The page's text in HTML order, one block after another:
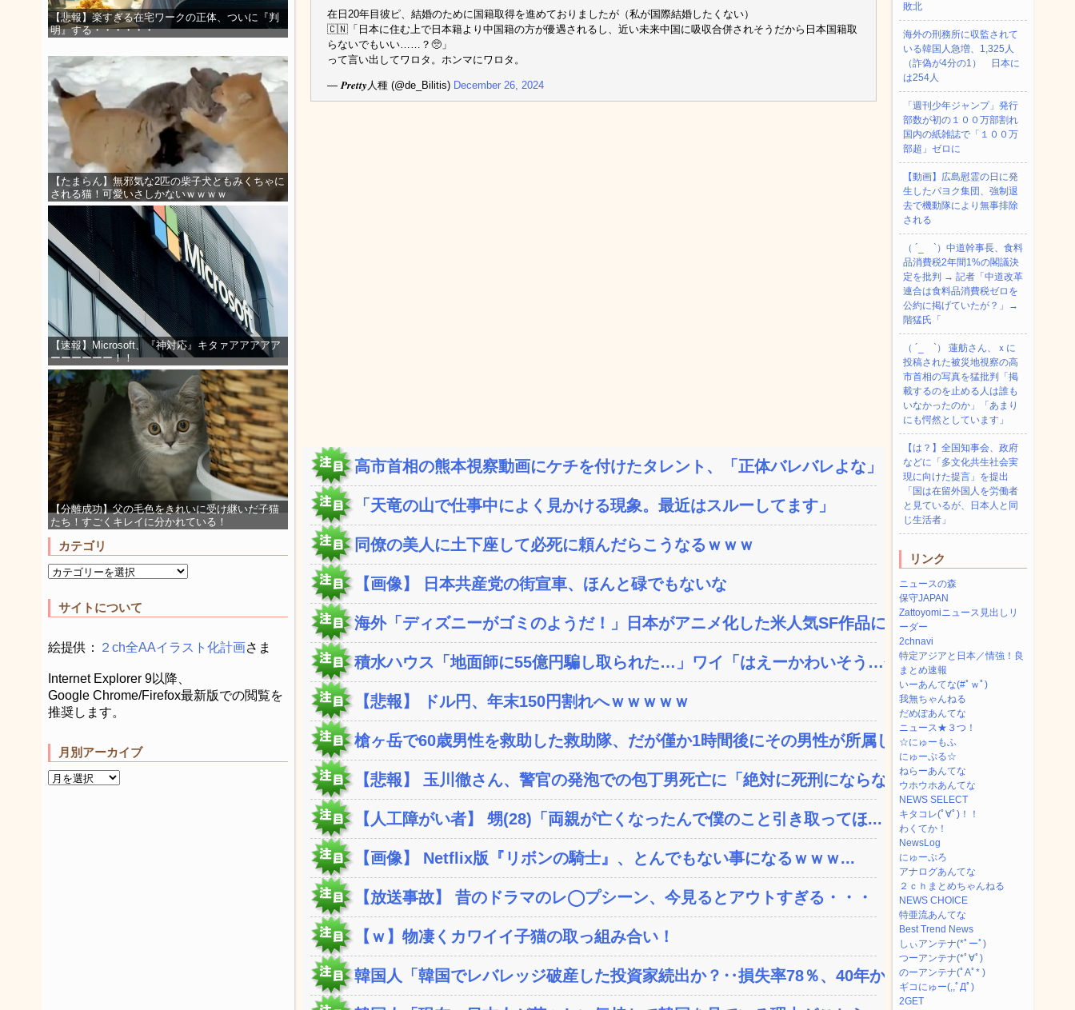
【悲報】楽すぎる在宅ワークの正体、ついに『判
明』する・・・・・・
【たまらん】無邪気な2匹の柴子犬ともみくちゃに
される猫！可愛いさしかないｗｗｗｗ
【速報】Microsoft、『神対応』キタァアアアアア
ーーーーーー！！
【分離成功】父の毛色をきれいに受け継いだ子猫
たち！すごくキレイに分かれている！
カテゴリ
サイトについて
絵提供： ２ch全AAイラスト化計画さま
Internet Explorer 9以降、
Google Chrome/Firefox最新版での閲覧を
推奨します。
月別アーカイブ
在日20年目彼ピ、結婚のために国籍取得を進めておりましたが（私が国際結婚したくない）
🇨🇳「日本に住む上で日本籍より中国籍の方が優遇されるし、近い未来中国に吸収合併されそうだから日本国籍取
らないでもいい……？🥺」
って言い出してワロタ。ホンマにワロタ。
— 𝑷𝒓𝒆𝒕𝒕𝒚人種 (@de_Bilitis) December 26, 2024
高市首相の熊本視察動画にケチを付けたタレント、「正体バレバレよな」と黒...
「天竜の山で仕事中によく見かける現象。最近はスルーしてます」
同僚の美人に土下座して必死に頼んだらこうなるｗｗｗ
【画像】 日本共産党の街宣車、ほんと碌でもないな
海外「ディズニーがゴミのようだ！」日本がアニメ化した米人気SF作品に絶...
積水ハウス「地面師に55億円騙し取られた…」ワイ「はえーかわいそう…会...
【悲報】 ドル円、年末150円割れへｗｗｗｗｗ
槍ヶ岳で60歳男性を救助した救助隊、だが僅か1時間後にその男性が所属し...
【悲報】 玉川徹さん、警官の発泡での包丁男死亡に「絶対に死刑にならない...
【人工障がい者】 甥(28)「両親が亡くなったんで僕のこと引き取ってほ...
【画像】 Netflix版『リボンの騎士』、とんでもない事になるｗｗｗ...
【放送事故】 昔のドラマのレ◯プシーン、今見るとアウトすぎる・・・
【ｗ】物凄くカワイイ子猫の取っ組み合い！
韓国人「韓国でレバレッジ破産した投資家続出か？‥損失率78％、40年か...
敗北
海外の刑務所に収監されて
いる韓国人急増、1,325人
（詐偽が4分の1） 日本に
は254人
「週刊少年ジャンプ」発行
部数が初の１００万部割れ
国内の紙雑誌で「１００万
部超」ゼロに
【動画】広島慰霊の日に発
生したパヨク集団、強制退
去で機動隊により無事排除
される
（ ´_ゝ`）中道幹事長、食料
品消費税2年間1%の閣議決
定を批判 → 記者「中道改革
連合は食料品消費税ゼロを
公約に掲げていたが？」→
階猛氏「
（ ´_ゝ`） 蓮舫さん、ｘに
投稿された被災地視察の高
市首相の写真を猛批判「掲
載するのを止める人は誰も
いなかったのか」「あまり
にも愕然としています」
【は？】全国知事会、政府
などに「多文化共生社会実
現に向けた提言」を提出
「国は在留外国人を労働者
と見ているが、日本人と同
じ生活者」
リンク
ニュースの森
保守JAPAN
Zattoyomiニュース見出しリ
ーダー
2chnavi
特定アジアと日本／情強！良
まとめ速報
いーあんてな(#ﾟｗﾟ)
我無ちゃんねる
だめぽあんてな
ニュース★３つ！
☆にゅーもふ
にゅーぷる☆
ねらーあんてな
ウホウホあんてな
NEWS SELECT
キタコレ(ﾟ∀ﾟ)！！
わくてか！
NewsLog
にゅーぷろ
アナログあんてな
２ｃｈまとめちゃんねる
NEWS CHOICE
特亜流あんてな
Best Trend News
しぃアンテナ(*ﾟーﾟ)
つーアンテナ(*ﾟ∀ﾟ)
のーアンテナ(ﾟAﾟ* )
ギコにゅー(,,ﾟДﾟ)
2GET